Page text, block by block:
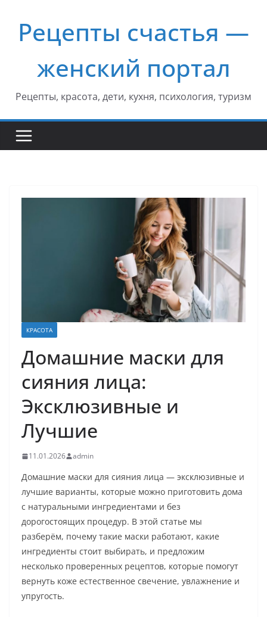
содержимому
Рецепты счастья —
женский портал
Рецепты, красота, дети, кухня, психология, туризм
КРАСОТА
Домашние маски для
сияния лица:
Эксклюзивные и
Лучшие
11.01.2026 admin
Домашние маски для сияния лица — эксклюзивные и
лучшие варианты, которые можно приготовить дома
с натуральными ингредиентами и без
дорогостоящих процедур. В этой статье мы
разберём, почему такие маски работают, какие
ингредиенты стоит выбирать, и предложим
несколько проверенных рецептов, которые помогут
вернуть коже естественное свечение, увлажнение и
упругость.